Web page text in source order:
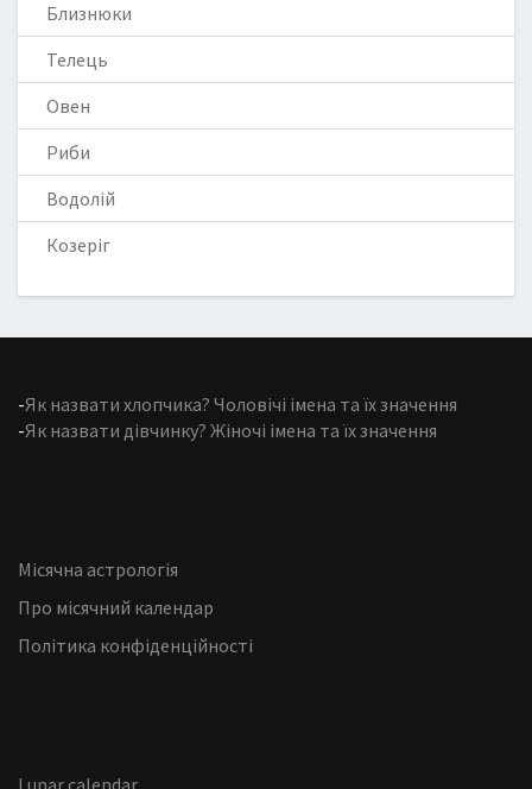
Близнюки
Телець
Овен
Риби
Водолій
Козеріг
-Як назвати хлопчика? Чоловічі імена та їх значення
-Як назвати дівчинку? Жіночі імена та їх значення
Місячна астрологія
Про місячний календар
Політика конфіденційності
Lunar calendar